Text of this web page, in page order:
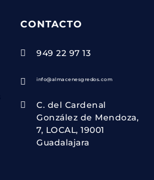
CONTACTO
 949 22 97 13
 info@almacenesgredos.com

C. del Cardenal
González de Mendoza,
7, LOCAL, 19001
Guadalajara